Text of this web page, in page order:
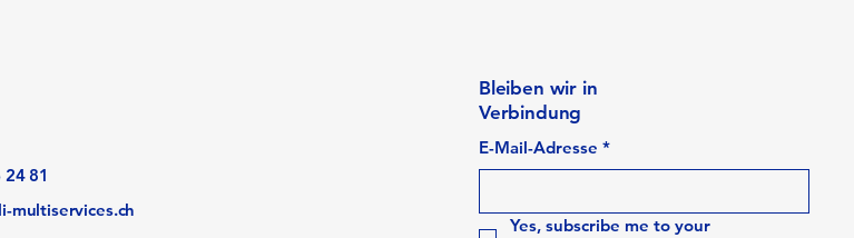
81
multiservices.ch
Bleiben wir in
Verbindung
E-Mail-Adresse *
Yes, subscribe me to your